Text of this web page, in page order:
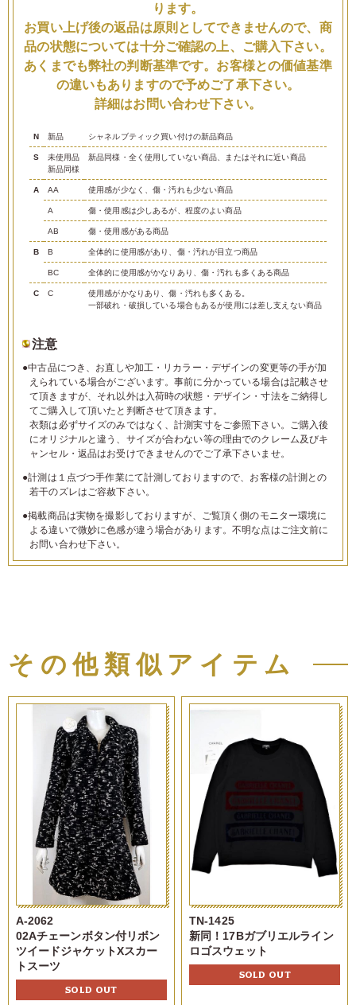
ります。
お買い上げ後の返品は原則としてできませんので、商
品の状態については十分ご確認の上、ご購入下さい。
あくまでも弊社の判断基準です。お客様との価値基準
の違いもありますので予めご了承下さい。
詳細はお問い合わせ下さい。
N 新品 シャネルブティック買い付けの新品商品
S
未使用品
新品同様
新品同様・全く使用していない商品、またはそれに近い商品
A AA 使用感が少なく、傷・汚れも少ない商品
A 傷・使用感は少しあるが、程度のよい商品
AB 傷・使用感がある商品
B B 全体的に使用感があり、傷・汚れが目立つ商品
BC 全体的に使用感がかなりあり、傷・汚れも多くある商品
C C
使用感がかなりあり、傷・汚れも多くある。
一部破れ・破損している場合もあるが使用には差し支えない商品
注意
●中古品につき、お直しや加工・リカラー・デザインの変更等の手が加
えられている場合がございます。事前に分かっている場合は記載させ
て頂きますが、それ以外は入荷時の状態・デザイン・寸法をご納得し
てご購入して頂いたと判断させて頂きます。
衣類は必ずサイズのみではなく、計測実寸をご参照下さい。ご購入後
にオリジナルと違う、サイズが合わない等の理由でのクレーム及びキ
ャンセル・返品はお受けできませんのでご了承下さいませ。
●計測は１点づつ手作業にて計測しておりますので、お客様の計測との
若干のズレはご容赦下さい。
●掲載商品は実物を撮影しておりますが、ご覧頂く側のモニター環境に
よる違いで微妙に色感が違う場合があります。不明な点はご注文前に
お問い合わせ下さい。
その他類似アイテム
A-2062
02Aチェーンボタン付リボン
ツイードジャケットXスカー
トスーツ
SOLD OUT
TN-1425
新同！17Bガブリエルライン
ロゴスウェット
SOLD OUT